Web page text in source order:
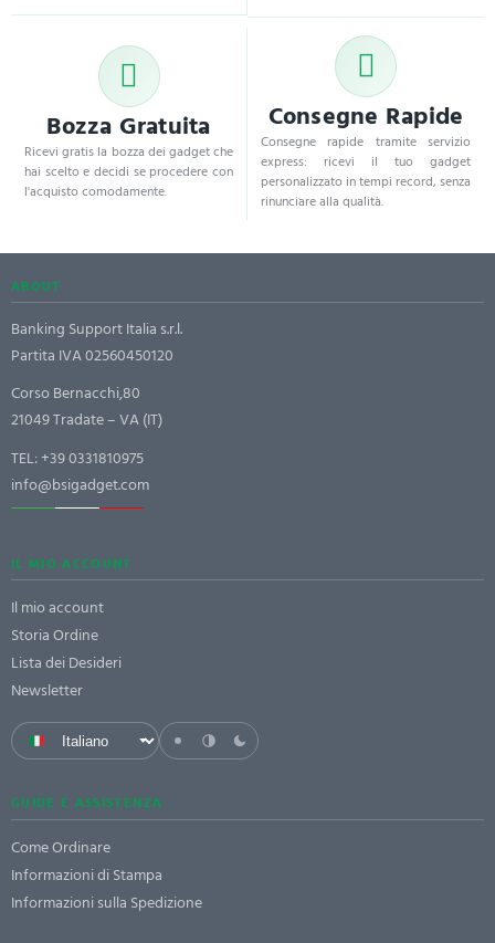
Bozza Gratuita
Ricevi gratis la bozza dei gadget che
hai scelto e decidi se procedere con
l'acquisto comodamente.
Consegne Rapide
Consegne rapide tramite servizio
express: ricevi il tuo gadget
personalizzato in tempi record, senza
rinunciare alla qualità.
ABOUT
Banking Support Italia s.r.l.
Partita IVA 02560450120
Corso Bernacchi,80
21049 Tradate – VA (IT)
TEL:+39 0331810975
info@bsigadget.com
IL MIO ACCOUNT
Il mio account
Storia Ordine
Lista dei Desideri
Newsletter
GUIDE E ASSISTENZA
Come Ordinare
Informazioni di Stampa
Informazioni sulla Spedizione